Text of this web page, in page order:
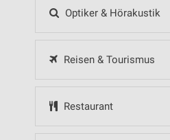
Optiker & Hörakustik
Reisen & Tourismus
Restaurant